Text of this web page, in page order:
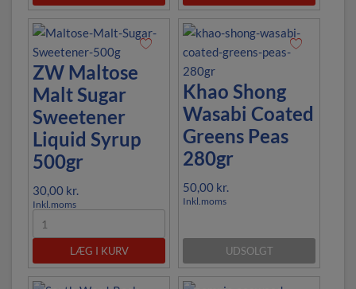
ZW Maltose
Malt Sugar
Sweetener
Liquid Syrup
500gr
30,00 kr.
Inkl.moms
LÆG I KURV
Khao Shong
Wasabi Coated
Greens Peas
280gr
50,00 kr.
Inkl.moms
UDSOLGT